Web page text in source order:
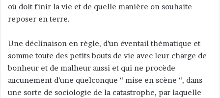
où doit finir la vie et de quelle manière on souhaite
reposer en terre.
Une déclinaison en règle, d’un éventail thématique et
somme toute des petits bouts de vie avec leur charge de
bonheur et de malheur aussi et qui ne procède
aucunement d’une quelconque “ mise en scène “, dans
une sorte de sociologie de la catastrophe, par laquelle